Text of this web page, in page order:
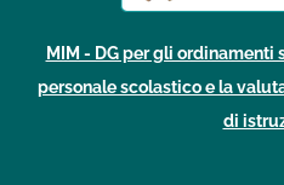
MIM - DG per gli
personale scolastico e la
di